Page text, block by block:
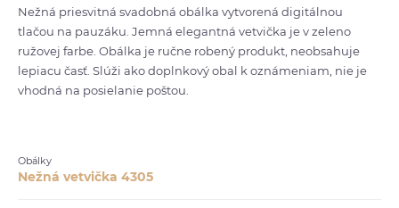
Nežná priesvitná svadobná obálka vytvorená digitálnou
tlačou na pauzáku. Jemná elegantná vetvička je v zeleno
ružovej farbe. Obálka je ručne robený produkt, neobsahuje
lepiacu časť. Slúži ako doplnkový obal k oznámeniam, nie je
vhodná na posielanie poštou.
Obálky
Nežná vetvička 4305